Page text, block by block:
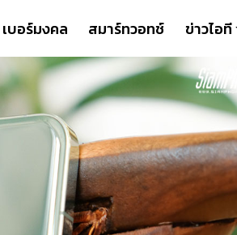
เบอร์มงคล สมาร์ทวอทช์ ข่าวไอที